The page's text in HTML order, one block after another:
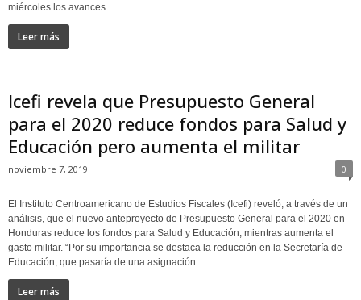
miércoles los avances...
Leer más
Icefi revela que Presupuesto General
para el 2020 reduce fondos para Salud y
Educación pero aumenta el militar
noviembre 7, 2019 0
El Instituto Centroamericano de Estudios Fiscales (Icefi) reveló, a través de un
análisis, que el nuevo anteproyecto de Presupuesto General para el 2020 en
Honduras reduce los fondos para Salud y Educación, mientras aumenta el
gasto militar. “Por su importancia se destaca la reducción en la Secretaría de
Educación, que pasaría de una asignación...
Leer más